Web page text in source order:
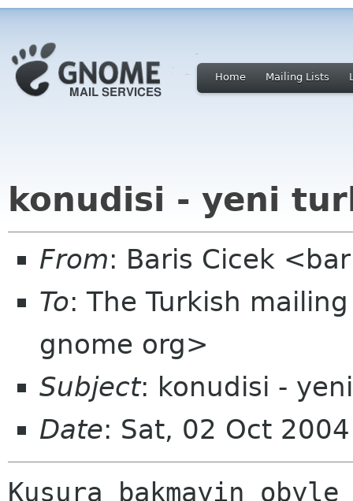
Home Mailing Lists
konudisi - yeni
From: Baris Cicek
To: The Turkish
gnome org>
Subject: konudisi -
Date: Sat, 02 Oct
Kusura bakmayin